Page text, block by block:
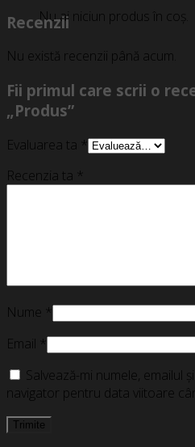
Nu ai niciun produs în coș.
Recenzii
Nu există recenzii până acum.
Fii primul care scrii o
„Produs”
Evaluarea ta *
Recenzia ta *
Nume *
Email *
Salvează-mi numele, emailul
navigator pentru data viitoare